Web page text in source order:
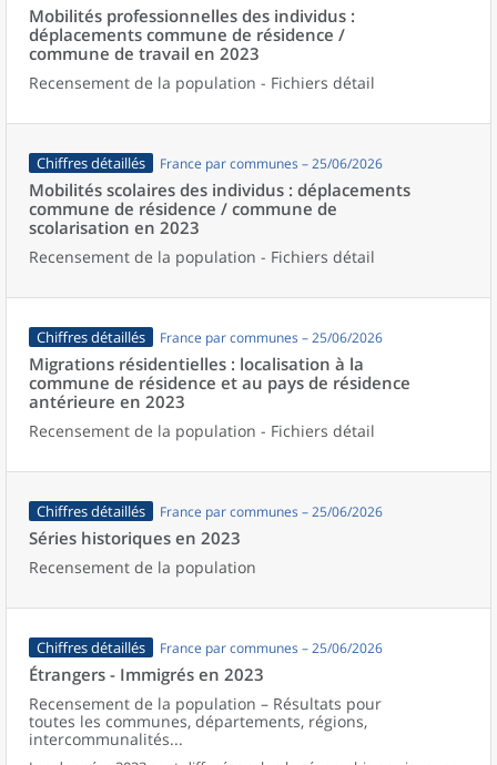
Mobilités professionnelles des individus :
déplacements commune de résidence /
commune de travail en 2023
Recensement de la population - Fichiers détail
Chiffres détaillés France par communes – 25/06/2026
Mobilités scolaires des individus : déplacements
commune de résidence / commune de
scolarisation en 2023
Recensement de la population - Fichiers détail
Chiffres détaillés France par communes – 25/06/2026
Migrations résidentielles : localisation à la
commune de résidence et au pays de résidence
antérieure en 2023
Recensement de la population - Fichiers détail
Chiffres détaillés France par communes – 25/06/2026
Séries historiques en 2023
Recensement de la population
Chiffres détaillés France par communes – 25/06/2026
Étrangers - Immigrés en 2023
Recensement de la population – Résultats pour
toutes les communes, départements, régions,
intercommunalités...